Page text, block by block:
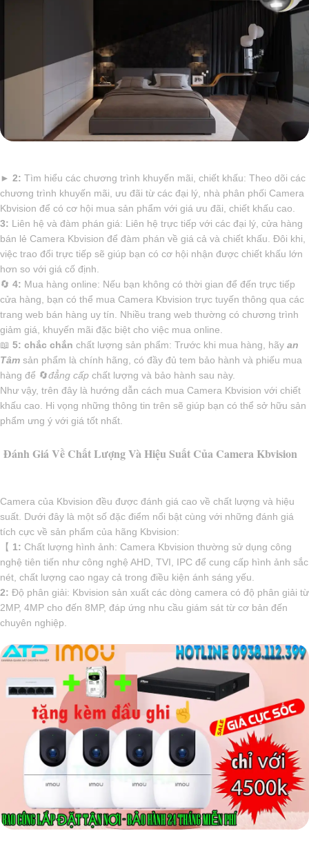
► 2: Tìm hiểu các chương trình khuyến mãi, chiết khấu: Theo dõi các
chương trình khuyến mãi, ưu đãi từ các đại lý, nhà phân phối Camera
Kbvision để có cơ hội mua sản phẩm với giá ưu đãi, chiết khấu cao.
3: Liên hệ và đàm phán giá: Liên hệ trực tiếp với các đại lý, cửa hàng
bán lẻ Camera Kbvision để đàm phán về giá cả và chiết khấu. Đôi khi,
việc trao đổi trực tiếp sẽ giúp bạn có cơ hội nhận được chiết khấu lớn
hơn so với giá cố định.
🔄 4: Mua hàng online: Nếu bạn không có thời gian để đến trực tiếp
cửa hàng, bạn có thể mua Camera Kbvision trực tuyến thông qua các
trang web bán hàng uy tín. Nhiều trang web thường có chương trình
giảm giá, khuyến mãi đặc biệt cho việc mua online.
📖 5: chắc chắn chất lượng sản phẩm: Trước khi mua hàng, hãy an
Tâm sản phẩm là chính hãng, có đầy đủ tem bảo hành và phiếu mua
hàng để 🔄đẳng cấp chất lượng và bảo hành sau này.
Như vậy, trên đây là hướng dẫn cách mua Camera Kbvision với chiết
khấu cao. Hi vọng những thông tin trên sẽ giúp bạn có thể sở hữu sản
phẩm ưng ý với giá tốt nhất.
Đánh Giá Về Chất Lượng Và Hiệu Suất Của Camera Kbvision
Camera của Kbvision đều được đánh giá cao về chất lượng và hiệu
suất. Dưới đây là một số đặc điểm nổi bật cùng với những đánh giá
tích cực về sản phẩm của hãng Kbvision:
【 1: Chất lượng hình ảnh: Camera Kbvision thường sử dụng công
nghệ tiên tiến như công nghệ AHD, TVI, IPC để cung cấp hình ảnh sắc
nét, chất lượng cao ngay cả trong điều kiện ánh sáng yếu.
2: Độ phân giải: Kbvision sản xuất các dòng camera có độ phân giải từ
2MP, 4MP cho đến 8MP, đáp ứng nhu cầu giám sát từ cơ bản đến
chuyên nghiệp.